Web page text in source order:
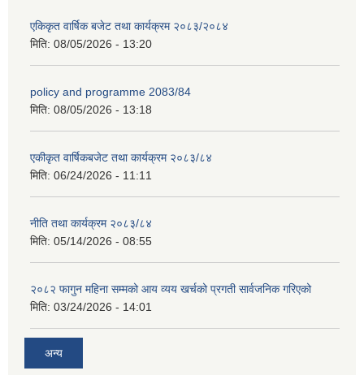
एकिकृत वार्षिक बजेट तथा कार्यक्रम २०८३/२०८४
मिति: 08/05/2026 - 13:20
policy and programme 2083/84
मिति: 08/05/2026 - 13:18
एकीकृत वार्षिकबजेट तथा कार्यक्रम २०८३/८४
मिति: 06/24/2026 - 11:11
नीति तथा कार्यक्रम २०८३/८४
मिति: 05/14/2026 - 08:55
२०८२ फागुन महिना सम्मको आय व्यय खर्चको प्रगती सार्वजनिक गरिएको
मिति: 03/24/2026 - 14:01
अन्य